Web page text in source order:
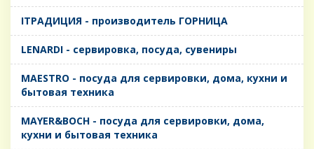
IТРАДИЦИЯ - производитель ГОРНИЦА
LENARDI - сервировка, посуда, сувениры
MAESTRO - посуда для сервировки, дома, кухни и
бытовая техника
MAYER&BOCH - посуда для сервировки, дома,
кухни и бытовая техника